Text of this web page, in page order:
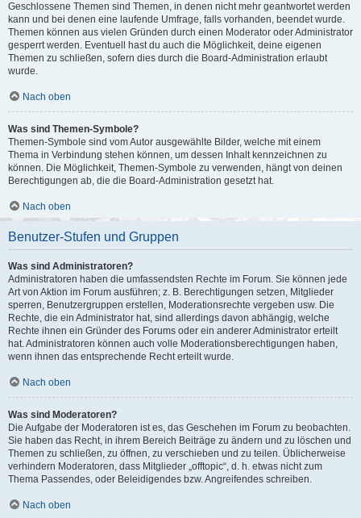
Geschlossene Themen sind Themen, in denen nicht mehr geantwortet werden
kann und bei denen eine laufende Umfrage, falls vorhanden, beendet wurde.
Themen können aus vielen Gründen durch einen Moderator oder Administrator
gesperrt werden. Eventuell hast du auch die Möglichkeit, deine eigenen
Themen zu schließen, sofern dies durch die Board-Administration erlaubt
wurde.
Nach oben
Was sind Themen-Symbole?
Themen-Symbole sind vom Autor ausgewählte Bilder, welche mit einem
Thema in Verbindung stehen können, um dessen Inhalt kennzeichnen zu
können. Die Möglichkeit, Themen-Symbole zu verwenden, hängt von deinen
Berechtigungen ab, die die Board-Administration gesetzt hat.
Nach oben
Benutzer-Stufen und Gruppen
Was sind Administratoren?
Administratoren haben die umfassendsten Rechte im Forum. Sie können jede
Art von Aktion im Forum ausführen; z. B. Berechtigungen setzen, Mitglieder
sperren, Benutzergruppen erstellen, Moderationsrechte vergeben usw. Die
Rechte, die ein Administrator hat, sind allerdings davon abhängig, welche
Rechte ihnen ein Gründer des Forums oder ein anderer Administrator erteilt
hat. Administratoren können auch volle Moderationsberechtigungen haben,
wenn ihnen das entsprechende Recht erteilt wurde.
Nach oben
Was sind Moderatoren?
Die Aufgabe der Moderatoren ist es, das Geschehen im Forum zu beobachten.
Sie haben das Recht, in ihrem Bereich Beiträge zu ändern und zu löschen und
Themen zu schließen, zu öffnen, zu verschieben und zu teilen. Üblicherweise
verhindern Moderatoren, dass Mitglieder „offtopic“, d. h. etwas nicht zum
Thema Passendes, oder Beleidigendes bzw. Angreifendes schreiben.
Nach oben